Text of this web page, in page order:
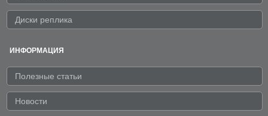
Диски реплика
ИНФОРМАЦИЯ
Полезные статьи
Новости